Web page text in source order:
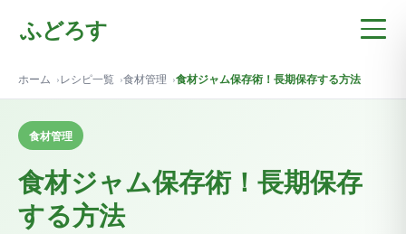
ふどろす
ホーム レシピ一覧 食材管理 食材ジャム保存術！長期保存する方法
食材管理
食材ジャム保存術！長期保存
する方法